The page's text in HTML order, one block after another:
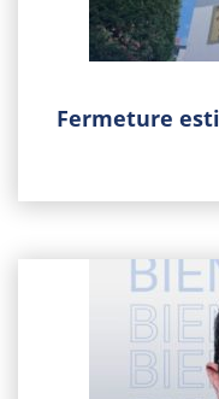
Fermeture